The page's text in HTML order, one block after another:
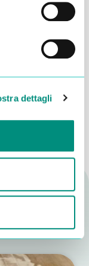
dettagli
al